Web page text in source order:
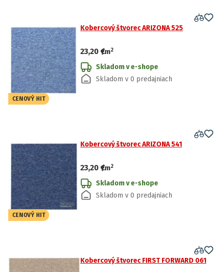
CENOVÝ HIT
Kobercový štvorec ARIZONA 525
23,20 €
/m2
Skladom v e-shope
Skladom v 0 predajniach
CENOVÝ HIT
Kobercový štvorec ARIZONA 541
23,20 €
/m2
Skladom v e-shope
Skladom v 0 predajniach
Kobercový štvorec FIRST FORWARD 061